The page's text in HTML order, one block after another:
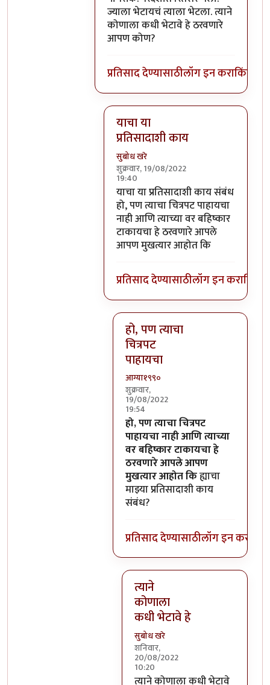
ज्याला भेटायचं त्याला भेटला. त्याने
कोणाला कधी भेटावे हे ठरवणारे
आपण कोण?
प्रतिसाद देण्यासाठीलॉग इन कराकिंवा
याचा या
प्रतिसादाशी काय
सुबोध खरे
शुक्रवार, 19/08/2022
19:40
In reply toआमिर खान देशाचा सामान्य
याचा या प्रतिसादाशी काय संबंध
हो, पण त्याचा चित्रपट पाहायचा
नाही आणि त्याच्या वर बहिष्कार
टाकायचा हे ठरवणारे आपले
आपण मुखत्यार आहोत कि
प्रतिसाद देण्यासाठीलॉग इन कराकिंवा
हो, पण त्याचा
चित्रपट
पाहायचा
आग्या१९९०
शुक्रवार,
19/08/2022
19:54
In reply toयाचा या प्रतिसादाशी काय
हो, पण त्याचा चित्रपट
पाहायचा नाही आणि त्याच्या
वर बहिष्कार टाकायचा हे
ठरवणारे आपले आपण
मुखत्यार आहोत किह्याचा
माझ्या प्रतिसादाशी काय
संबंध?
प्रतिसाद देण्यासाठीलॉग इन करा
त्याने
कोणाला
कधी भेटावे हे
सुबोध खरे
शनिवार,
20/08/2022
10:20
In reply toहो, पण त्याचा चित्रपट
त्याने कोणाला कधी भेटावे